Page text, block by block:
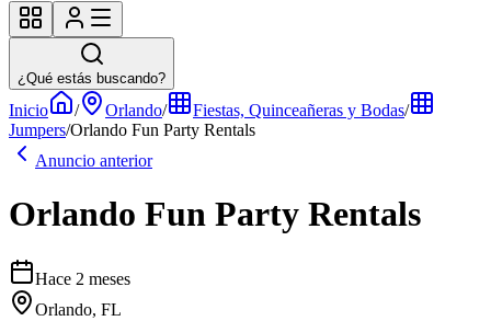
¿Qué estás buscando?
Inicio / Orlando/ Fiestas, Quinceañeras y Bodas/
Jumpers/Orlando Fun Party Rentals
Anuncio anterior
Orlando Fun Party Rentals
Hace 2 meses
Orlando, FL